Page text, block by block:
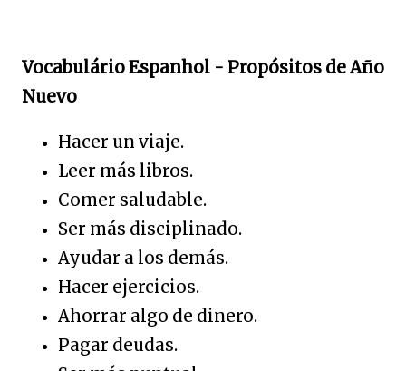
Vocabulário Espanhol - Propósitos de Año
Nuevo
Hacer un viaje.
Leer más libros.
Comer saludable.
Ser más disciplinado.
Ayudar a los demás.
Hacer ejercicios.
Ahorrar algo de dinero.
Pagar deudas.